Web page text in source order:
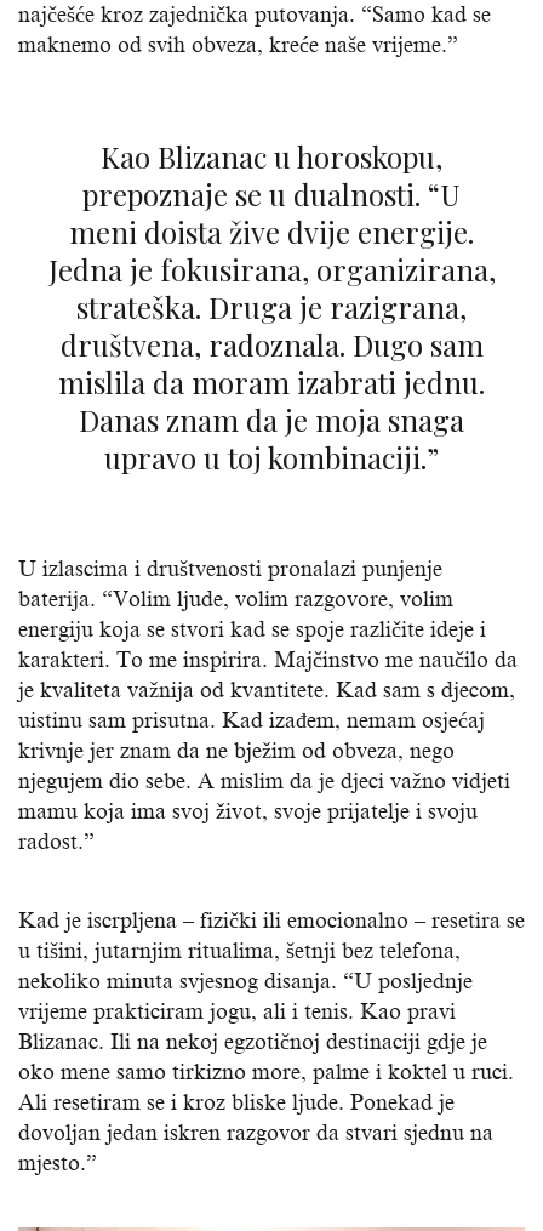
najčešće kroz zajednička putovanja. “Samo kad se
maknemo od svih obveza, kreće naše vrijeme.”
Kao Blizanac u horoskopu,
prepoznaje se u dualnosti. “U
meni doista žive dvije energije.
Jedna je fokusirana, organizirana,
strateška. Druga je razigrana,
društvena, radoznala. Dugo sam
mislila da moram izabrati jednu.
Danas znam da je moja snaga
upravo u toj kombinaciji.”
U izlascima i društvenosti pronalazi punjenje
baterija. “Volim ljude, volim razgovore, volim
energiju koja se stvori kad se spoje različite ideje i
karakteri. To me inspirira. Majčinstvo me naučilo da
je kvaliteta važnija od kvantitete. Kad sam s djecom,
uistinu sam prisutna. Kad izađem, nemam osjećaj
krivnje jer znam da ne bježim od obveza, nego
njegujem dio sebe. A mislim da je djeci važno vidjeti
mamu koja ima svoj život, svoje prijatelje i svoju
radost.”
Kad je iscrpljena – fizički ili emocionalno – resetira se
u tišini, jutarnjim ritualima, šetnji bez telefona,
nekoliko minuta svjesnog disanja. “U posljednje
vrijeme prakticiram jogu, ali i tenis. Kao pravi
Blizanac. Ili na nekoj egzotičnoj destinaciji gdje je
oko mene samo tirkizno more, palme i koktel u ruci.
Ali resetiram se i kroz bliske ljude. Ponekad je
dovoljan jedan iskren razgovor da stvari sjednu na
mjesto.”